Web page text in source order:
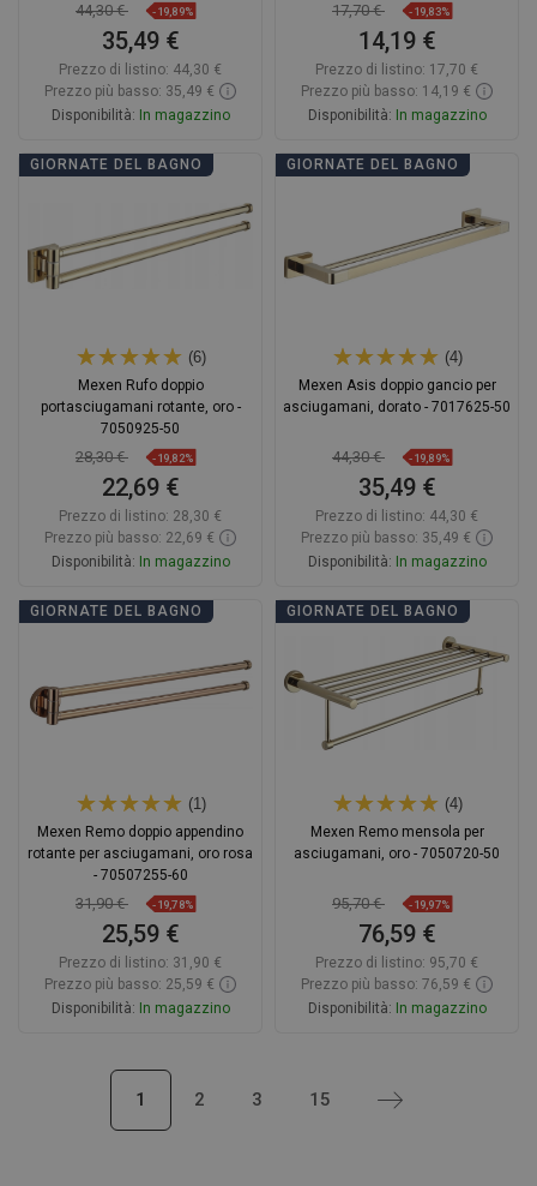
44,30 € -19,89%
35,49 €
Prezzo di listino: 44,30 €
Prezzo più basso: 35,49 €
Disponibilità: In magazzino
Aggiungi al carrello
Preferito
17,70 € -19,83%
14,19 €
Prezzo di listino: 17,70 €
Prezzo più basso: 14,19 €
Disponibilità: In magazzino
Aggiungi al carrello
Preferito
GIORNATE DEL BAGNO
(6)
Mexen Rufo doppio
portasciugamani rotante, oro -
7050925-50
28,30 € -19,82%
22,69 €
Prezzo di listino: 28,30 €
Prezzo più basso: 22,69 €
Disponibilità: In magazzino
Aggiungi al carrello
GIORNATE DEL BAGNO
(4)
Mexen Asis doppio gancio per
asciugamani, dorato - 7017625-50
44,30 € -19,89%
35,49 €
Prezzo di listino: 44,30 €
Prezzo più basso: 35,49 €
Disponibilità: In magazzino
Aggiungi al carrello
favorite_border Preferito
GIORNATE DEL BAGNO
(1)
Mexen Remo doppio appendino
rotante per asciugamani, oro rosa
- 70507255-60
31,90 € -19,78%
25,59 €
Prezzo di listino: 31,90 €
Prezzo più basso: 25,59 €
Disponibilità: In magazzino
Preferito
GIORNATE DEL BAGNO
(4)
Mexen Remo mensola per
asciugamani, oro - 7050720-50
95,70 € -19,97%
76,59 €
Prezzo di listino: 95,70 €
Prezzo più basso: 76,59 €
Disponibilità: In magazzino
Confrontare
1 2 3 15 Successivo